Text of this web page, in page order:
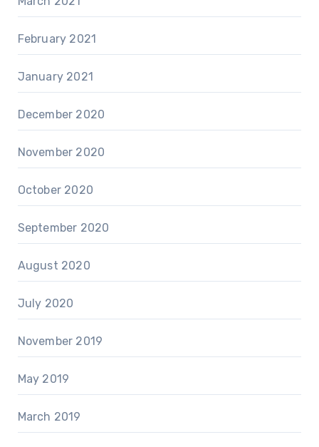
February 2021
January 2021
December 2020
November 2020
October 2020
September 2020
August 2020
July 2020
November 2019
May 2019
March 2019